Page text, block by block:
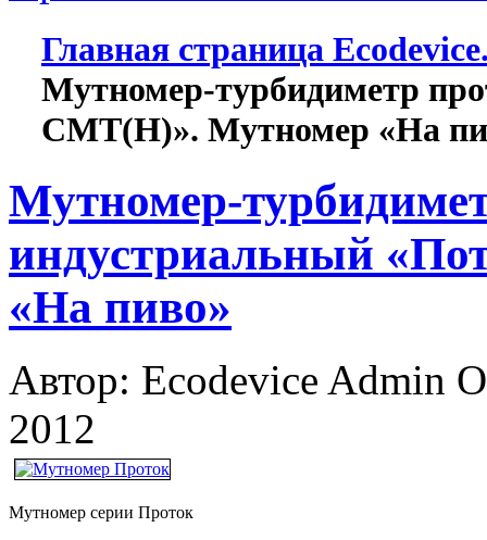
Главная страница
Мутномер-турбидиметр
СМТ(Н)». Мутномер «На
Мутномер-
индустриальный
«На пиво»
Автор: Ecodevice Admin
2012
Мутномер серии Проток